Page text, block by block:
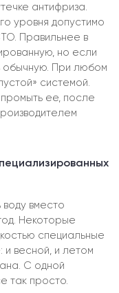
антифриза.
уровня допустимо
Правильнее в
но если
обычную. При любом
системой.
ее, после
вместо
Некоторые
специальные
весной, и летом
С одной
так просто.